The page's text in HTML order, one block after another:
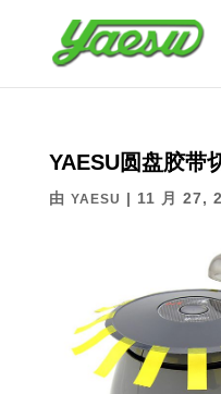
YAESU圆盘胶带
由 YAESU | 11 月 27,